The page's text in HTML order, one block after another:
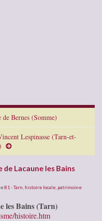
Bernes (Somme)
Lespinasse (Tarn-et-
Lacaune les Bains
81 - Tarn histoire locale patrimoine
les Bains (Tarn)
histoire.htm